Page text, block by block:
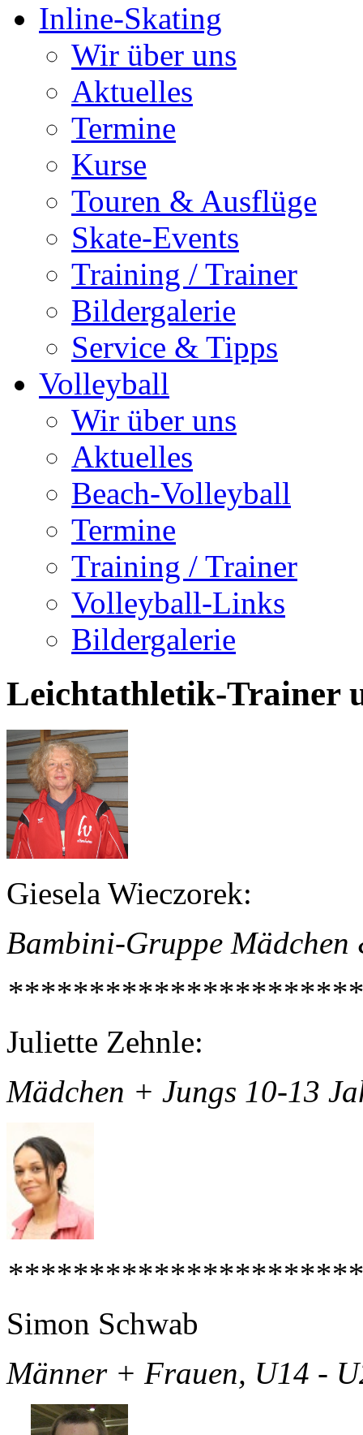
Inline-Skating
Wir über uns
Aktuelles
Termine
Kurse
Touren & Ausflüge
Skate-Events
Training / Trainer
Bildergalerie
Service & Tipps
Volleyball
Wir über uns
Aktuelles
Beach-Volleyball
Termine
Training / Trainer
Volleyball-Links
Bildergalerie
Leichtathletik-Trainer
Giesela Wieczorek:
Bambini-Gruppe
Juliette Zehnle:
Mädchen + Jungs 10-13
Simon Schwab
Männer + Frauen, U14 -